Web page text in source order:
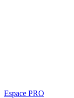
Espace PRO